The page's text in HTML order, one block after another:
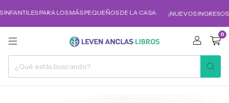
PARA LOS MÁS PEQUEÑOS DE LA CASA ¡NUEVOS INGRESOS!
0